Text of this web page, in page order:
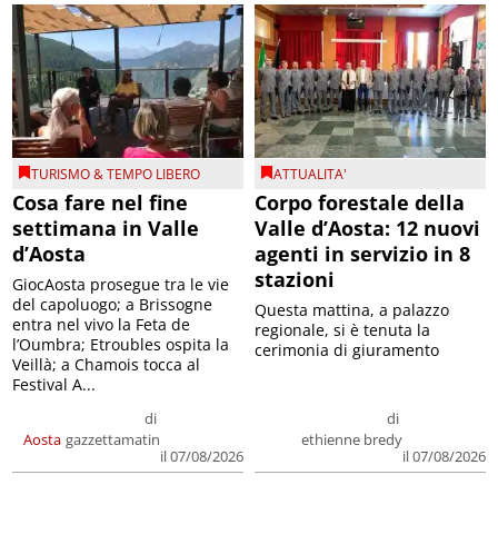
TURISMO & TEMPO LIBERO
Cosa fare nel fine
settimana in Valle
d’Aosta
Aosta
di
gazzettamatin
il 07/08/2026
GiocAosta prosegue tra le vie
del capoluogo; a Brissogne
entra nel vivo la Feta de
l’Oumbra; Etroubles ospita la
Veillà; a Chamois tocca al
Festival A...
ATTUALITA'
Corpo forestale della
Valle d’Aosta: 12 nuovi
agenti in servizio in 8
stazioni
di
ethienne bredy
il 07/08/2026
Questa mattina, a palazzo
regionale, si è tenuta la
cerimonia di giuramento